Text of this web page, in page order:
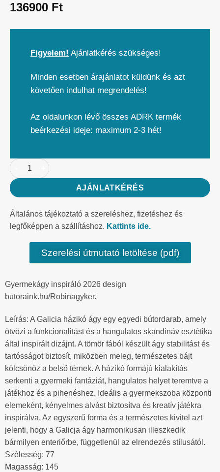
136900 Ft
Figyelem! Ajánlatkérés szükséges!
Minden esetben árajánlatot küldünk és azt
követően indulhat megrendelés!
Az oldalunkon lévő összes ADRK termék
beérkezési ideje: maximum 2-3 hét!
AJÁNLATKÉRÉS
Általános tájékoztató a szereléshez, fizetéshez és
legfőképpen a szállításhoz. Kattints ide.
Szerelési útmutató letöltése (pdf)
Gyermekágy inspiráló 2026 design
butoraink.hu/Robinagyker.
Leírás: A Galicia házikó ágy egy egyedi bútordarab, amely
ötvözi a funkcionalitást és a hangulatos skandináv esztétika
által inspirált dizájnt. A tömör fából készült ágy stabilitást és
tartósságot biztosít, miközben meleg, természetes bájt
kölcsönöz a belső térnek. A házikó formájú kialakítás
serkenti a gyermeki fantáziát, hangulatos helyet teremtve a
játékhoz és a pihenéshez. Ideális a gyermekszoba központi
elemeként, kényelmes alvást biztosítva és kreatív játékra
inspirálva. Az egyszerű forma és a természetes kivitel azt
jelenti, hogy a Galicja ágy harmonikusan illeszkedik
bármilyen enteriőrbe, függetlenül az elrendezés stílusától.
Szélesség: 77
Magasság: 145